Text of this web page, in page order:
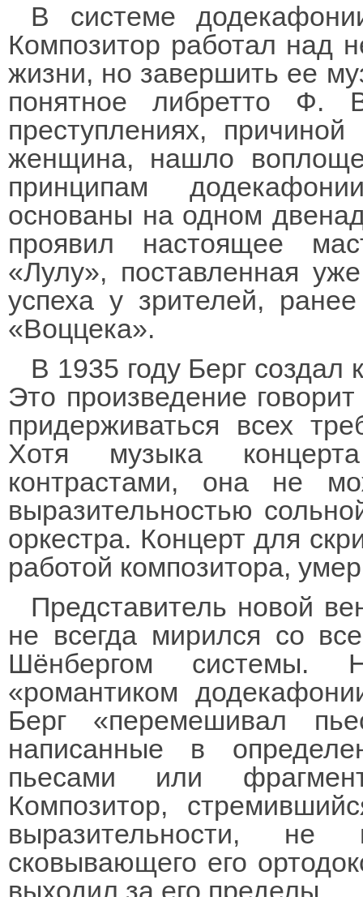
В системе
Композитор работал над
жизни, но завершить ее
понятное либретто Ф.
преступлениях,
женщина, нашло
принципам
основаны на одном
проявил настоящее
«Лулу», поставленная
успеха у зрителей,
«Воццека».
В 1935 году Берг создал
Это произведение
придерживаться всех
Хотя музыка
контрастами, она не
выразительностью
оркестра. Концерт для
работой композитора,
Представитель новой
не всегда мирился со
Шёнбергом системы.
«романтиком
Берг «перемешивал
написанные в
пьесами или
Композитор,
выразительности,
сковывающего его
выходил за его пределы.